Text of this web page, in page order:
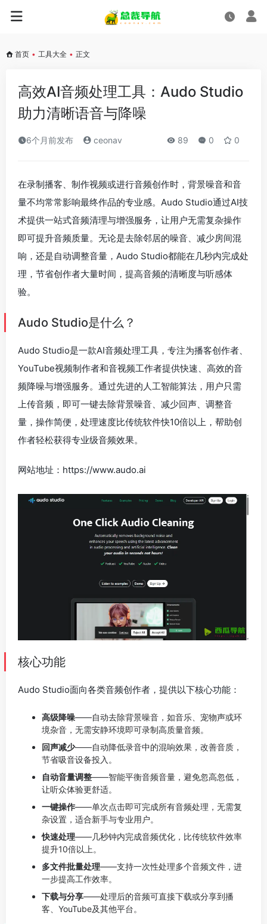
首页 • 工具大全 • 正文
高效AI音频处理工具：Audo Studio
助力清晰语音与降噪
6个月前发布 ceonav 89 0 0
在录制播客、制作视频或进行音频创作时，背景噪音和音
量不均常常影响最终作品的专业感。Audo Studio通过AI技
术提供一站式音频清理与增强服务，让用户无需复杂操作
即可提升音频质量。无论是去除邻居的噪音、减少房间混
响，还是自动调整音量，Audo Studio都能在几秒内完成处
理，节省创作者大量时间，提高音频的清晰度与听感体
验。
Audo Studio是什么？
Audo Studio是一款AI音频处理工具，专注为播客创作者、
YouTube视频制作者和音视频工作者提供快速、高效的音
频降噪与增强服务。通过先进的人工智能算法，用户只需
上传音频，即可一键去除背景噪音、减少回声、调整音
量，操作简便，处理速度比传统软件快10倍以上，帮助创
作者轻松获得专业级音频效果。
网站地址：https://www.audo.ai
核心功能
Audo Studio面向各类音频创作者，提供以下核心功能：
高级降噪——自动去除背景噪音，如音乐、宠物声或环
境杂音，无需安静环境即可录制高质量音频。
回声减少——自动降低录音中的混响效果，改善音质，
节省吸音设备投入。
自动音量调整——智能平衡音频音量，避免忽高忽低，
让听众体验更舒适。
一键操作——单次点击即可完成所有音频处理，无需复
杂设置，适合新手与专业用户。
快速处理——几秒钟内完成音频优化，比传统软件效率
提升10倍以上。
多文件批量处理——支持一次性处理多个音频文件，进
一步提高工作效率。
下载与分享——处理后的音频可直接下载或分享到播
客、YouTube及其他平台。